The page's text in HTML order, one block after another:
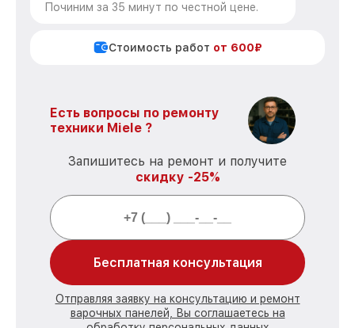
Починим за 35 минут по честной цене.
Стоимость работ от 600₽
Есть вопросы по ремонту
техники Miele ?
Запишитесь на ремонт и получите
скидку -25%
Бесплатная консультация
Отправляя заявку на консультацию и ремонт
варочных панелей, Вы соглашаетесь на